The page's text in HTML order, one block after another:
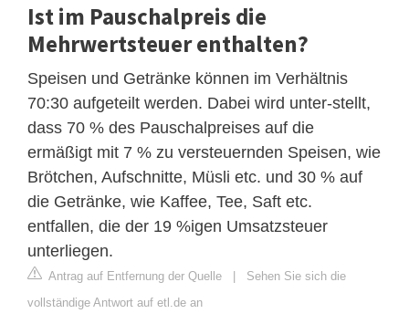
Ist im Pauschalpreis die
Mehrwertsteuer enthalten?
Speisen und Getränke können im Verhältnis
70:30 aufgeteilt werden. Dabei wird unter-stellt,
dass 70 % des Pauschalpreises auf die
ermäßigt mit 7 % zu versteuernden Speisen, wie
Brötchen, Aufschnitte, Müsli etc. und 30 % auf
die Getränke, wie Kaffee, Tee, Saft etc.
entfallen, die der 19 %igen Umsatzsteuer
unterliegen.
Antrag auf Entfernung der Quelle | Sehen Sie sich die
vollständige Antwort auf etl.de an